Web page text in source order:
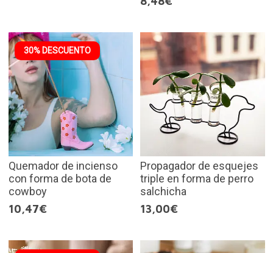
30% DESCUENTO
Quemador de incienso
con forma de bota de
cowboy
10,47€
Propagador de esquejes
triple en forma de perro
salchicha
13,00€